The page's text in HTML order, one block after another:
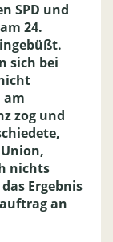
SPD und
24.
sich bei
am
zog und
nichts
Ergebnis
an